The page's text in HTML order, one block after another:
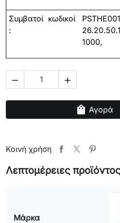
Συμβατοί κωδικοί
:
PSTHE001
1000,
 
shopping_bag Αγορά
Κοινή χρήση
Λεπτομέρειες προϊόντος
Μάρκα